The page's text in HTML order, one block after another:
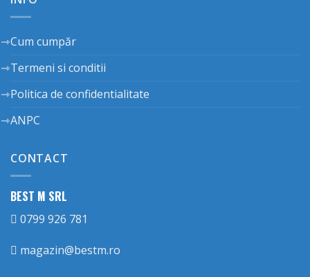
Cum cumpăr
Termeni si conditii
Politica de confidentialitate
ANPC
CONTACT
BEST M SRL
0799 926 781
magazin@bestm.ro